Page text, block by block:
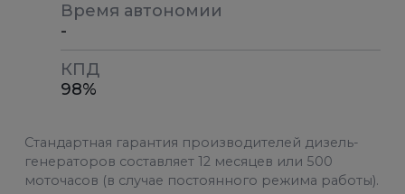
Время автономии
-
КПД
98%
Стандартная гарантия производителей дизель-
генераторов составляет 12 месяцев или 500
моточасов (в случае постоянного режима работы).